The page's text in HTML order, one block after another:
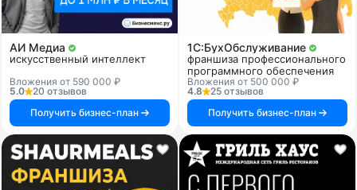
АИ Медиа
искусственный интеллект
Вложения от 590 000 ₽
5.0
20 отзывов
Получить бизнес-план
1C:БухОбслуживание
франшиза профессионального
программного обеспечения
Вложения от 500 000 ₽
4.8
25 отзывов
Получить бизнес-план